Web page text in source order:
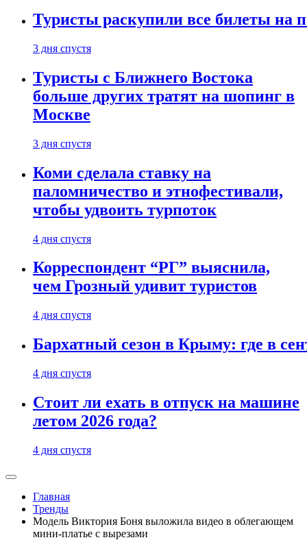
Туристы раскупили все билеты на
3 дня спустя
Туристы с Ближнего Востока
больше других тратят на шопинг в
Москве
3 дня спустя
Коми сделала ставку на
паломничество и этнофестивали,
чтобы удвоить турпоток
4 дня спустя
Корреспондент “РГ” выяснила,
чем Грозный удивит туристов
4 дня спустя
Бархатный сезон в Крыму: где в
4 дня спустя
Стоит ли ехать в отпуск на машине
летом 2026 года?
4 дня спустя
Главная
Тренды
Модель Виктория Боня выложила видео в облегающем
мини-платье с вырезами